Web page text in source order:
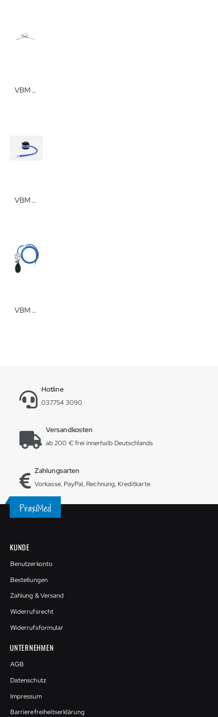
VBM Maßband farbkodiert
VBM Tourniquet Wipe Cuff Einfachmanschette
VBM Handgebläse mit Manometer für Rollmanschetten
Hotline
037754 3090
Versandkosten
ab 200 € frei innerhalb Deutschlands
Zahlungsarten
Vorkasse, PayPal, Rechnung, Kreditkarte
KUNDE
Benutzerkonto
Bestellungen
Zahlung & Versand
Widerrufsrecht
Widerrufsformular
UNTERNEHMEN
AGB
Datenschutz
Impressum
Barrierefreiheitserklärung